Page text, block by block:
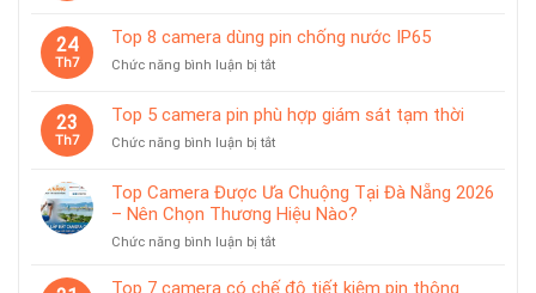
vàng
giá
từ
tiện
6
camera
có
sạc
24
Th7
Top 8 camera dùng pin chống nước IP65
Chức năng bình luận bị tắtở
8
camera
dùng
chống
nước
IP65
23
Th7
Top 5 camera pin phù hợp giám sát tạm thời
Chức năng bình luận bị tắtở
5
camera
pin
phù
giám
Top Camera Được Ưa Chuộng Tại Đà Nẵng 2026
– Nên Chọn Thương Hiệu Nào?
Chức năng bình luận bị tắtở
Camera
Top 7 camera có chế độ tiết kiệm pin thông